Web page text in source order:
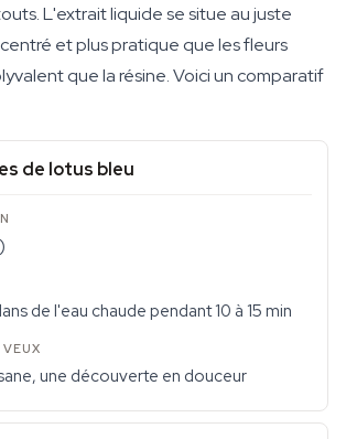
L'extrait liquide se situe au juste
et plus pratique que les fleurs
que la résine. Voici un comparatif
de lotus bleu
de l'eau chaude pendant 10 à 15 min
une découverte en douceur